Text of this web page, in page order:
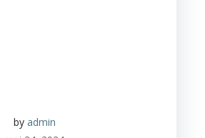
by admin